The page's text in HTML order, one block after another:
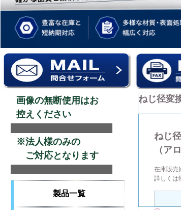
ねじ径変
ねじ
（ア
在庫販売
詳しくは
画像の無断使用はお
控えください
※法人様のみの
ご対応となります
製品一覧